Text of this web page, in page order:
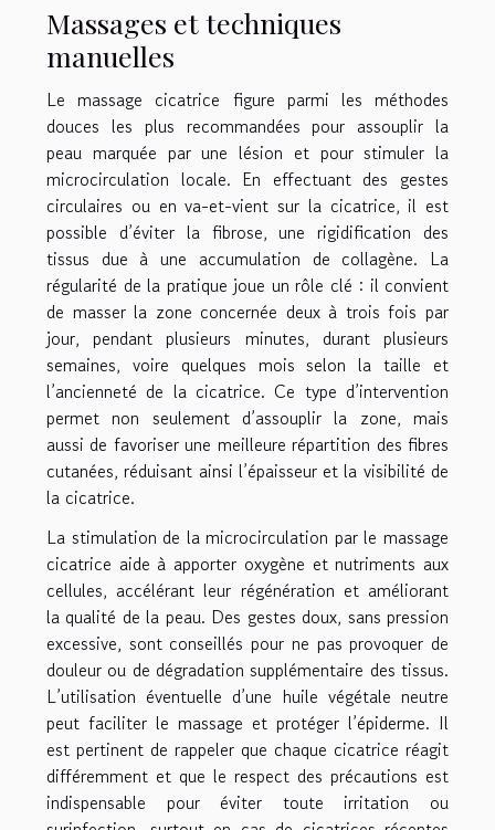
Massages et techniques
manuelles
Le massage cicatrice figure parmi les méthodes
douces les plus recommandées pour assouplir la
peau marquée par une lésion et pour stimuler la
microcirculation locale. En effectuant des gestes
circulaires ou en va-et-vient sur la cicatrice, il est
possible d’éviter la fibrose, une rigidification des
tissus due à une accumulation de collagène. La
régularité de la pratique joue un rôle clé : il convient
de masser la zone concernée deux à trois fois par
jour, pendant plusieurs minutes, durant plusieurs
semaines, voire quelques mois selon la taille et
l’ancienneté de la cicatrice. Ce type d’intervention
permet non seulement d’assouplir la zone, mais
aussi de favoriser une meilleure répartition des fibres
cutanées, réduisant ainsi l’épaisseur et la visibilité de
la cicatrice.
La stimulation de la microcirculation par le massage
cicatrice aide à apporter oxygène et nutriments aux
cellules, accélérant leur régénération et améliorant
la qualité de la peau. Des gestes doux, sans pression
excessive, sont conseillés pour ne pas provoquer de
douleur ou de dégradation supplémentaire des tissus.
L’utilisation éventuelle d’une huile végétale neutre
peut faciliter le massage et protéger l’épiderme. Il
est pertinent de rappeler que chaque cicatrice réagit
différemment et que le respect des précautions est
indispensable pour éviter toute irritation ou